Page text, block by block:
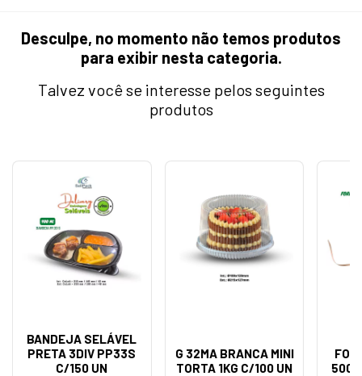
Desculpe, no momento não temos produtos
para exibir nesta categoria.
Talvez você se interesse pelos seguintes
produtos
BANDEJA SELÁVEL
PRETA 3DIV PP33S
C/150 UN
G 32MA BRANCA MINI
TORTA 1KG C/100 UN
500